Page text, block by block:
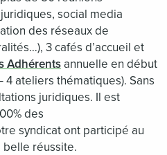
social media
des réseaux de
3 cafés d’accueil et
Adhérents annuelle en début
4 ateliers thématiques). Sans
juridiques. Il est
des
syndicat ont participé au
belle réussite.